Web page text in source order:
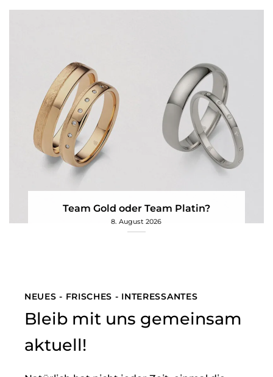
Team Gold oder Team Platin?
8. August 2026
NEUES - FRISCHES - INTERESSANTES
Bleib mit uns gemeinsam
aktuell!